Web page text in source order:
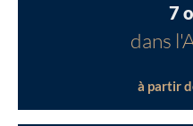
7
dans
à partir